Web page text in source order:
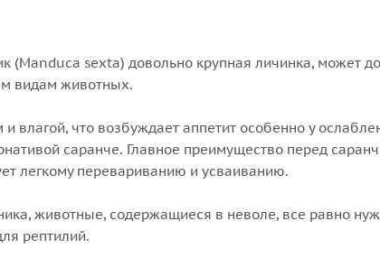
(Manduca sexta) довольно крупная личинка, может
видам животных.
и влагой, что возбуждает аппетит особенно у
саранче. Главное преимущество перед
легкому перевариванию и усваиванию.
животные, содержащиеся в неволе, все равно
рептилий.